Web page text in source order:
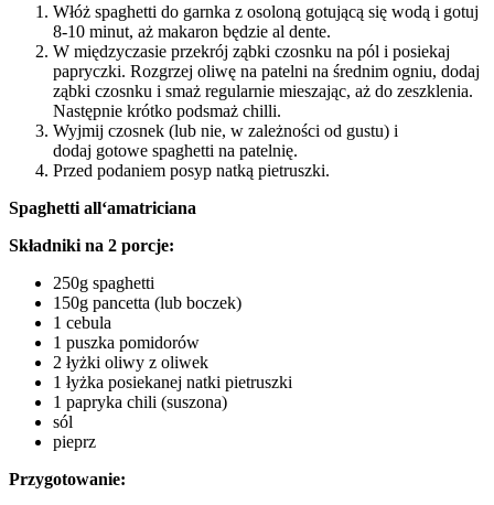
Włóż spaghetti do garnka z osoloną gotującą się wodą i gotuj
8-10 minut, aż makaron będzie al dente.
W międzyczasie przekrój ząbki czosnku na pól i posiekaj
papryczki. Rozgrzej oliwę na patelni na średnim ogniu, dodaj
ząbki czosnku i smaż regularnie mieszając, aż do zeszklenia.
Następnie krótko podsmaż chilli.
Wyjmij czosnek (lub nie, w zależności od gustu) i
dodaj gotowe spaghetti na patelnię.
Przed podaniem posyp natką pietruszki.
Spaghetti all‘amatriciana
Składniki na 2 porcje:
250g spaghetti
150g pancetta (lub boczek)
1 cebula
1 puszka pomidorów
2 łyżki oliwy z oliwek
1 łyżka posiekanej natki pietruszki
1 papryka chili (suszona)
sól
pieprz
Przygotowanie: